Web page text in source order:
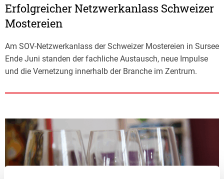
Erfolgreicher Netzwerkanlass Schweizer
Mostereien
Am SOV-Netzwerkanlass der Schweizer Mostereien in Sursee
Ende Juni standen der fachliche Austausch, neue Impulse
und die Vernetzung innerhalb der Branche im Zentrum.